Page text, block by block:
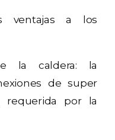
ventajas a los
la caldera: la
de super
requerida por la